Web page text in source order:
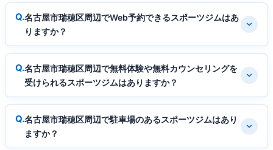
名古屋市瑞穂区周辺でWeb予約できるスポーツジムはあ
りますか？
名古屋市瑞穂区周辺で無料体験や無料カウンセリングを
受けられるスポーツジムはありますか？
名古屋市瑞穂区周辺で駐車場のあるスポーツジムはあり
ますか？